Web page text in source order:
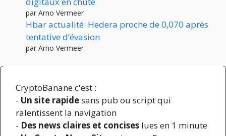
par Arno Vermeer
Hbar actualité: Hedera proche de 0,070 après
tentative d’évasion
par Arno Vermeer
CryptoBanane c'est :
- Un site rapidesans pub ou script qui
ralentissent la navigation
- Des news claires et concises lues en 1 minute